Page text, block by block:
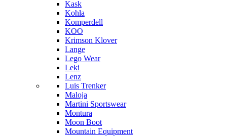
Kask
Kohla
Komperdell
KOO
Krimson Klover
Lange
Lego Wear
Leki
Lenz
Luis Trenker
Maloja
Martini Sportswear
Montura
Moon Boot
Mountain Equipment